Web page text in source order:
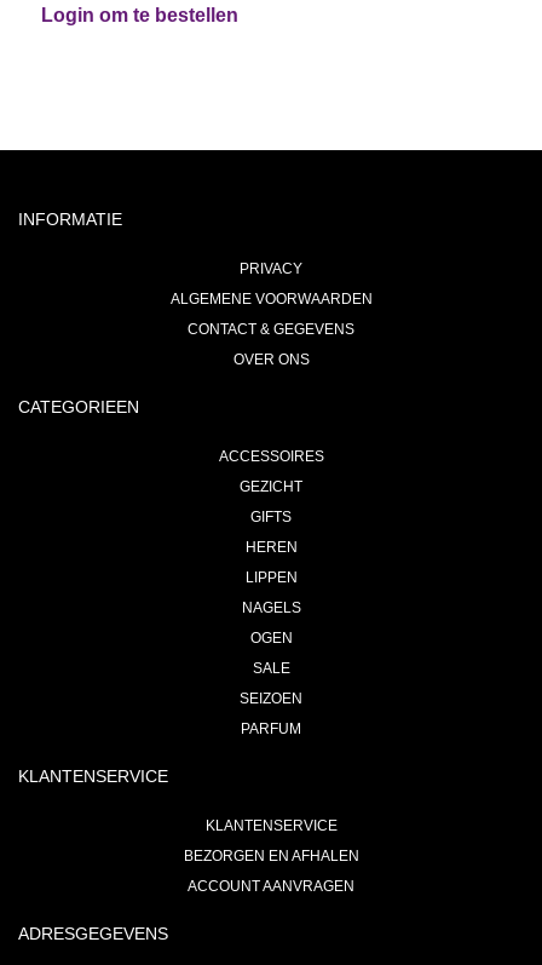
Login om te bestellen
INFORMATIE
PRIVACY
ALGEMENE VOORWAARDEN
CONTACT & GEGEVENS
OVER ONS
CATEGORIEEN
ACCESSOIRES
GEZICHT
GIFTS
HEREN
LIPPEN
NAGELS
OGEN
SALE
SEIZOEN
PARFUM
KLANTENSERVICE
KLANTENSERVICE
BEZORGEN EN AFHALEN
ACCOUNT AANVRAGEN
ADRESGEGEVENS